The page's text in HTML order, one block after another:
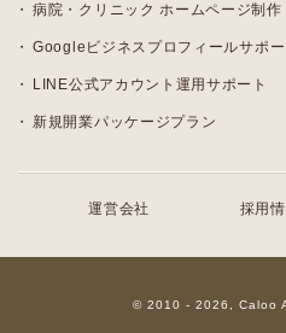
病院・クリニック ホームページ制作
Googleビジネスプロフィールサポー
LINE公式アカウント運用サポート
新規開業パッケージプラン
運営会社 採用
© 2010 - 2026, Caloo